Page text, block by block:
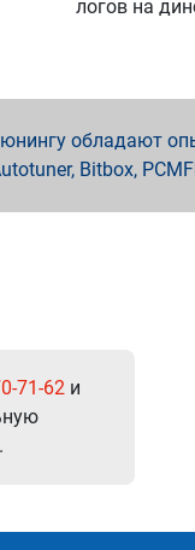
логов на
обладают
Bitbox,
71-62 и